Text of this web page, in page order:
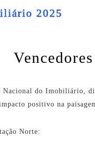
2025
do Imobiliário,
positivo na
Norte: